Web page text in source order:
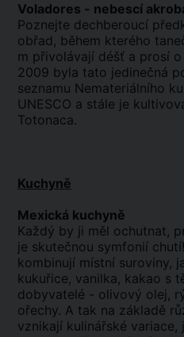
Voladores - nebescí
Poznejte dechberoucí
obřad, během kterého
m přivolávají déšť a prosí
2009 byla tato jedinečná
seznamu Nemateriálního
UNESCO a stále je
Totonaca.
Kuchyně
Mexická kuchyně
Každý by ji měl ochutnat,
je skutečnou symfonií
kombinují místní suroviny,
kukuřice, vanilka, kakao s
dobyvatelé - olivový olej,
ořechy. A tak na základě
vznikají kulinářské variace,